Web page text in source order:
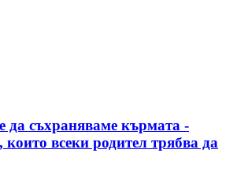
да съхраняваме кърмата -
всеки родител трябва да